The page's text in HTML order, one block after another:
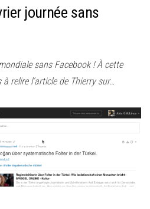
journée sans
sans Facebook ! À cette
relire l’article de Thierry sur…